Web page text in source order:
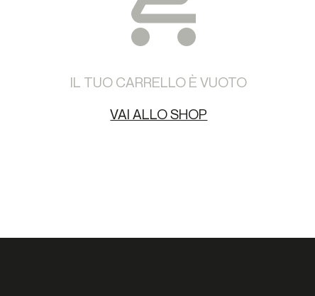
IL TUO CARRELLO È VUOTO
VAI ALLO SHOP